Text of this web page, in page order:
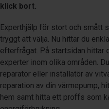
klick bort.
Experthjälp för stort och smått
tryggt att välja. Nu hittar du
efterfrågat. På startsidan hittar
experter inom olika områden.
reparatör eller installatör av
reparation av din värmepump,
hem samt hitta ett proffs som